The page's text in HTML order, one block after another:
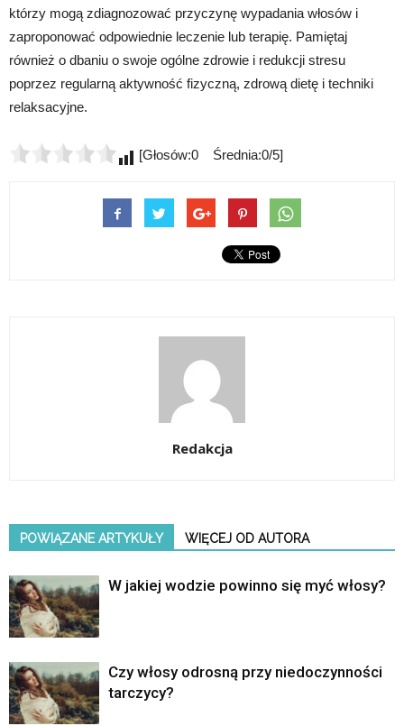
którzy mogą zdiagnozować przyczynę wypadania włosów i
zaproponować odpowiednie leczenie lub terapię. Pamiętaj
również o dbaniu o swoje ogólne zdrowie i redukcji stresu
poprzez regularną aktywność fizyczną, zdrową dietę i techniki
relaksacyjne.
[Głosów:0 Średnia:0/5]
Redakcja
POWIĄZANE ARTYKUŁY WIĘCEJ OD AUTORA
W jakiej wodzie powinno się myć włosy?
Czy włosy odrosną przy niedoczynności
tarczycy?